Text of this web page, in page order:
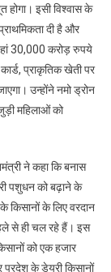
इसी विश्वास के
दी है और
30,000 करोड़ रुपये
प्राकृतिक खेती पर
उन्होंने नमो ड्रोन
महिलाओं को
ने कहा कि बनास
पशुधन को बढ़ाने के
किसानों के लिए वरदान
से ही चल रहे हैं। इस
को एक हजार
के डेयरी किसानों